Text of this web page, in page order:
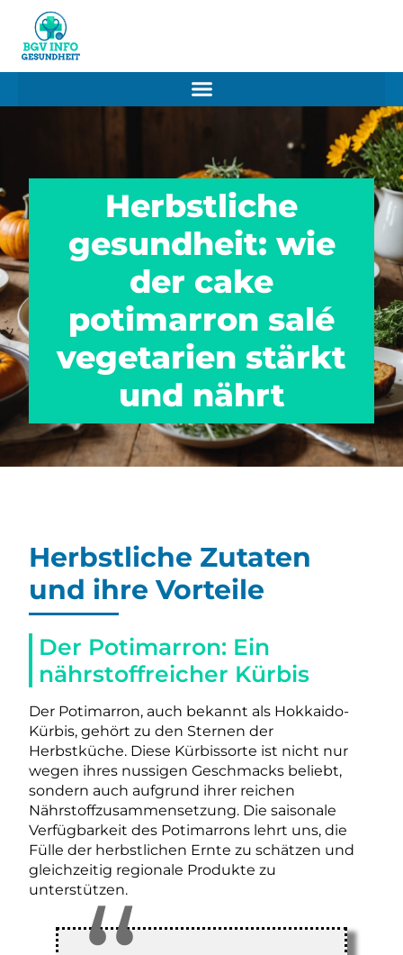
Herbstliche
gesundheit: wie
der cake
potimarron salé
vegetarien stärkt
und nährt
Herbstliche Zutaten
und ihre Vorteile
Der Potimarron: Ein
nährstoffreicher Kürbis
Der Potimarron, auch bekannt als Hokkaido-
Kürbis, gehört zu den Sternen der
Herbstküche. Diese Kürbissorte ist nicht nur
wegen ihres nussigen Geschmacks beliebt,
sondern auch aufgrund ihrer reichen
Nährstoffzusammensetzung. Die saisonale
Verfügbarkeit des Potimarrons lehrt uns, die
Fülle der herbstlichen Ernte zu schätzen und
gleichzeitig regionale Produkte zu
unterstützen.